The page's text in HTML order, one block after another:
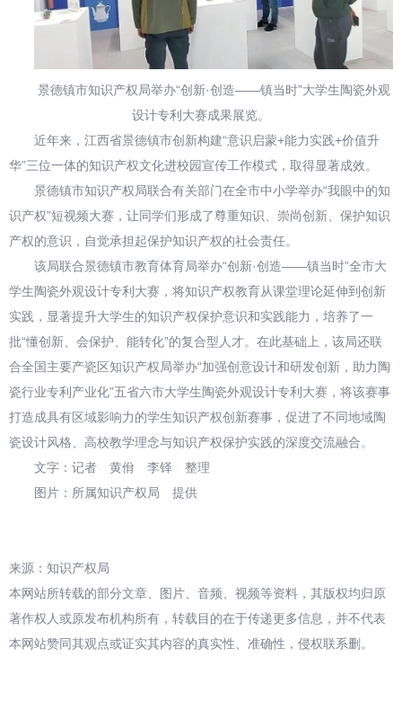
景德镇市知识产权局举办“创新·创造——镇当时”大学生陶瓷外观
设计专利大赛成果展览。
近年来，江西省景德镇市创新构建“意识启蒙+能力实践+价值升
华”三位一体的知识产权文化进校园宣传工作模式，取得显著成效。
景德镇市知识产权局联合有关部门在全市中小学举办“我眼中的知
识产权”短视频大赛，让同学们形成了尊重知识、崇尚创新、保护知识
产权的意识，自觉承担起保护知识产权的社会责任。
该局联合景德镇市教育体育局举办“创新·创造——镇当时”全市大
学生陶瓷外观设计专利大赛，将知识产权教育从课堂理论延伸到创新
实践，显著提升大学生的知识产权保护意识和实践能力，培养了一
批“懂创新、会保护、能转化”的复合型人才。在此基础上，该局还联
合全国主要产瓷区知识产权局举办“加强创意设计和研发创新，助力陶
瓷行业专利产业化”五省六市大学生陶瓷外观设计专利大赛，将该赛事
打造成具有区域影响力的学生知识产权创新赛事，促进了不同地域陶
瓷设计风格、高校教学理念与知识产权保护实践的深度交流融合。
文字：记者 黄佾 李铎 整理
图片：所属知识产权局 提供
来源：知识产权局
本网站所转载的部分文章、图片、音频、视频等资料，其版权均归原
著作权人或原发布机构所有，转载目的在于传递更多信息，并不代表
本网站赞同其观点或证实其内容的真实性、准确性，侵权联系删。